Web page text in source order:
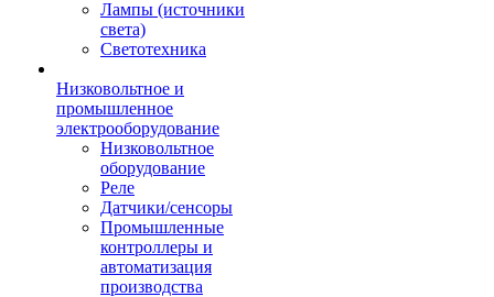
Лампы (источники
света)
Светотехника
Низковольтное и
промышленное
электрооборудование
Низковольтное
оборудование
Реле
Датчики/сенсоры
Промышленные
контроллеры и
автоматизация
производства